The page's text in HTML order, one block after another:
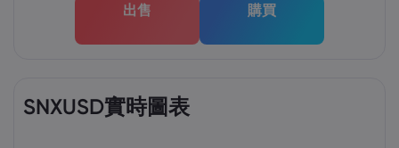
出售 購買
SNXUSD實時圖表